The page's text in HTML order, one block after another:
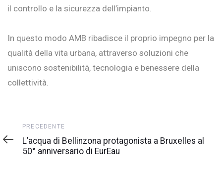
il controllo e la sicurezza dell’impianto.
In questo modo AMB ribadisce il proprio impegno per la
qualità della vita urbana, attraverso soluzioni che
uniscono sostenibilità, tecnologia e benessere della
collettività.
Precedente
PRECEDENTE
L’acqua di Bellinzona protagonista a Bruxelles al
50° anniversario di EurEau